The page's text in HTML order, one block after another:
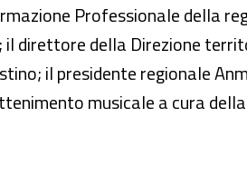
Professionale della
il direttore della Direzione
il presidente regionale
musicale a cura della